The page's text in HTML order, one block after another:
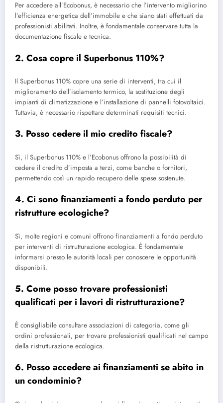
Per accedere all’Ecobonus, è necessario che l’intervento migliorino
l’efficienza energetica dell’immobile e che siano stati effettuati da
professionisti abilitati. Inoltre, è fondamentale conservare tutta la
documentazione fiscale e tecnica.
2. Cosa copre il Superbonus 110%?
Il Superbonus 110% copre una serie di interventi, tra cui il
miglioramento dell’isolamento termico, la sostituzione degli
impianti di climatizzazione e l’installazione di pannelli fotovoltaici.
Tuttavia, è necessario rispettare determinati requisiti tecnici.
3. Posso cedere il mio credito fiscale?
Sì, il Superbonus 110% e l’Ecobonus offrono la possibilità di
cedere il credito d’imposta a terzi, come banche o fornitori,
permettendo così un rapido recupero delle spese sostenute.
4. Ci sono finanziamenti a fondo perduto per
ristrutture ecologiche?
Sì, molte regioni e comuni offrono finanziamenti a fondo perduto
per interventi di ristrutturazione ecologica. È fondamentale
informarsi presso le autorità locali per conoscere le opportunità
disponibili.
5. Come posso trovare professionisti
qualificati per i lavori di ristrutturazione?
È consigliabile consultare associazioni di categoria, come gli
ordini professionali, per trovare professionisti qualificati nel campo
della ristrutturazione ecologica.
6. Posso accedere ai finanziamenti se abito in
un condominio?